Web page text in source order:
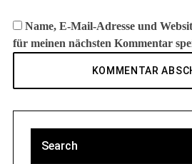
Name, E-Mail-Adresse und
für meinen nächsten Kommentar